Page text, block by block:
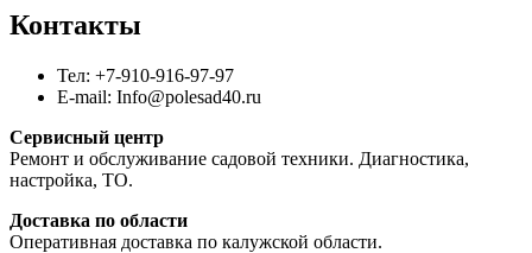
Контакты
Тел: +7-910-916-97-97
E-mail: Info@polesad40.ru
Сервисный центр
Ремонт и обслуживание садовой техники. Диагностика,
настройка, ТО.
Доставка по области
Оперативная доставка по калужской области.